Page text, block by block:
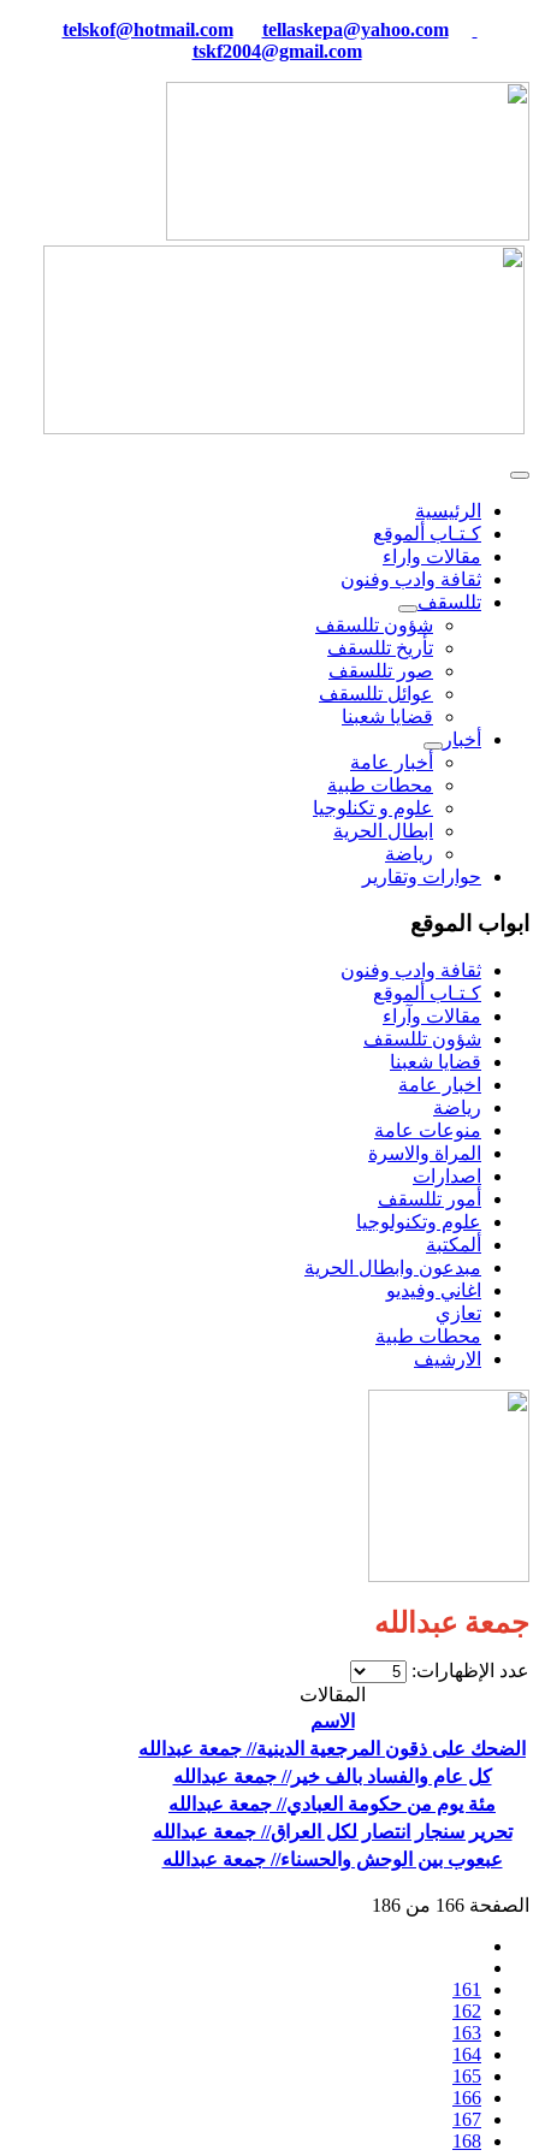
tellaskepa@yahoo.com
tskf2004@gmail.com
الرئيسية
كـتـاب ألموقع
مقالات واراء
ثقافة وادب وفنون
تللسقف
شؤون تللسقف
تأريخ تللسقف
صور تللسقف
عوائل تللسقف
قضايا شعبنا
أخبار
أخبار عامة
محطات طبية
علوم و تکنلوجیا
ابطال الحرية
رياضة
حوارات وتقارير
ابواب الموقع
ثقافة وادب وفنون
كـتـاب ألموقع
مقالات وآراء
شؤون تللسقف
قضايا شعبنا
اخبار عامة
رياضة
منوعات عامة
المراة والاسرة
اصدارات
أمور تللسقف
علوم وتكنولوجيا
ألمكتبة
مبدعون وابطال الحرية
اغاني وفيديو
تعازي
محطات طبية
الارشيف
جمعة عبدالله
عدد الإظهارات:
المقالات
الاسم
الضحك على ذقون المرجعية الدينية// جمعة عبدالله
كل عام والفساد بالف خير// جمعة عبدالله
مئة يوم من حكومة العبادي// جمعة عبدالله
تحرير سنجار انتصار لكل العراق// جمعة عبدالله
عبعوب بين الوحش والحسناء// جمعة عبدالله
الصفحة 166 من 186
161
162
163
164
165
166
167
168